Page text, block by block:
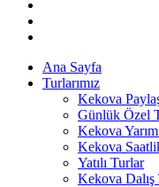
Ana Sayfa
Turlarımız
Kekova
Günlük Özel
Kekova
Kekova
Yatılı Turlar
Kekova Dalış